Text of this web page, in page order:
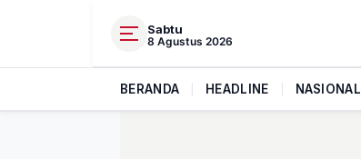
Sabtu
8 Agustus 2026
BERANDA HEADLINE NASIONAL